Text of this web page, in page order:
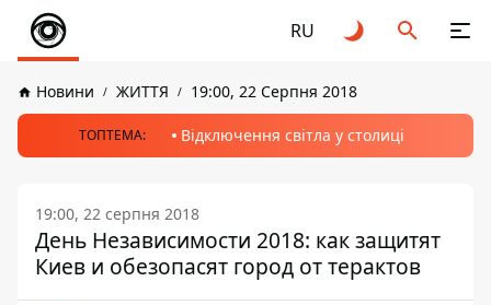
RU
Новини ЖИТТЯ 19:00, 22 Серпня 2018
ТОПТЕМА: Відключення світла у столиці
19:00, 22 серпня 2018
День Независимости 2018: как защитят
Киев и обезопасят город от терактов